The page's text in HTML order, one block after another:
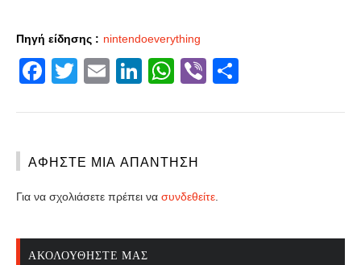
Πηγή είδησης : nintendoeverything
Facebook
Twitter
EmailLinkedIn
WhatsApp
Viber
ΑΦΉΣΤΕ ΜΙΑ ΑΠΆΝΤΗΣΗ
Για να σχολιάσετε πρέπει να συνδεθείτε
ΑΚΟΛΟΥΘΉΣΤΕ ΜΑΣ